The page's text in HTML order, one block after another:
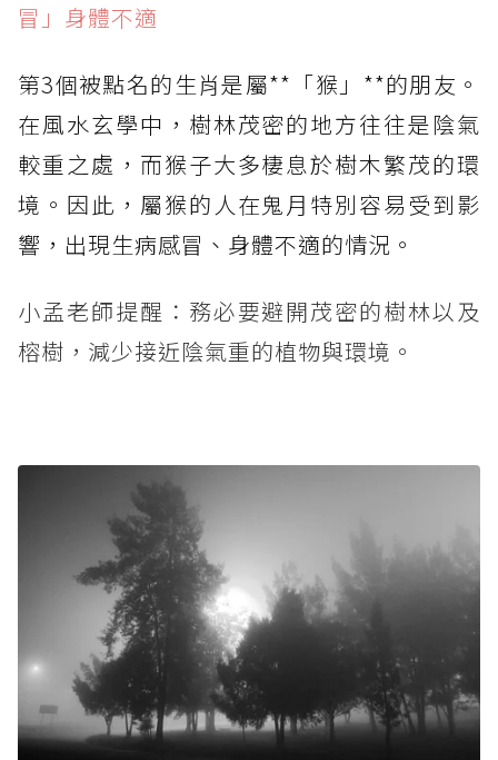
冒」身體不適
第3個被點名的生肖是屬**「猴」**的朋友。
在風水玄學中，樹林茂密的地方往往是陰氣
較重之處，而猴子大多棲息於樹木繁茂的環
境。因此，屬猴的人在鬼月特別容易受到影
響，出現生病感冒、身體不適的情況。
小孟老師提醒：務必要避開茂密的樹林以及
榕樹，減少接近陰氣重的植物與環境。